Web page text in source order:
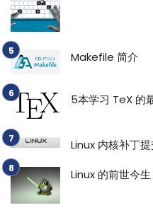
Makefile 简介
5本学习 TeX 的
Linux 内核补丁
Linux 的前世今生